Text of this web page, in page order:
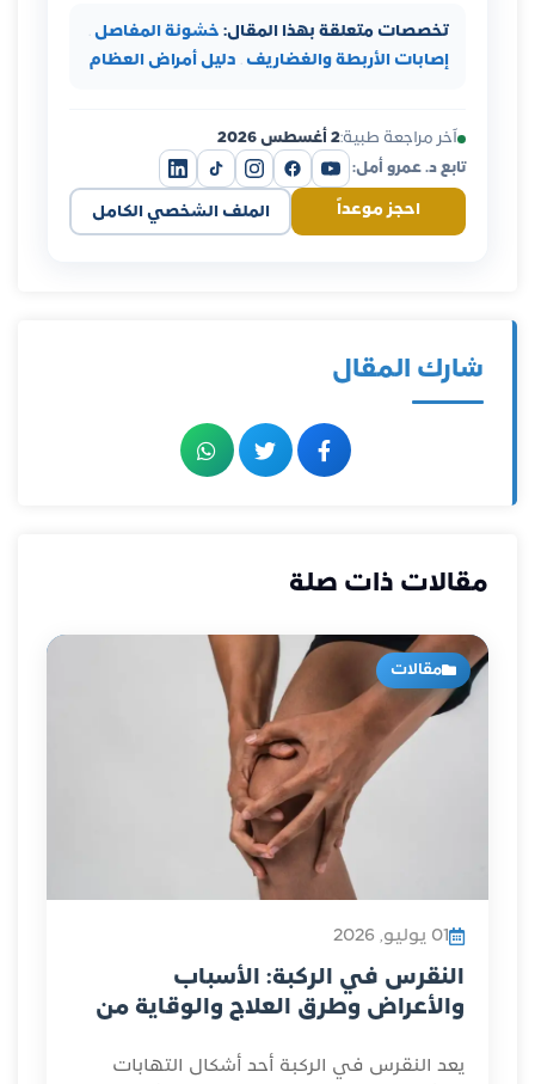
تخصصات متعلقة بهذا المقال: خشونة المفاصل ·
إصابات الأربطة والغضاريف · دليل أمراض العظام
آخر مراجعة طبية:2 أغسطس 2026
تابع د. عمرو أمل:
احجز موعداً الملف الشخصي الكامل
شارك المقال
مقالات ذات صلة
مقالات
01 يوليو, 2026
النقرس في الركبة: الأسباب
والأعراض وطرق العلاج والوقاية من
يعد النقرس في الركبة أحد أشكال التهابات